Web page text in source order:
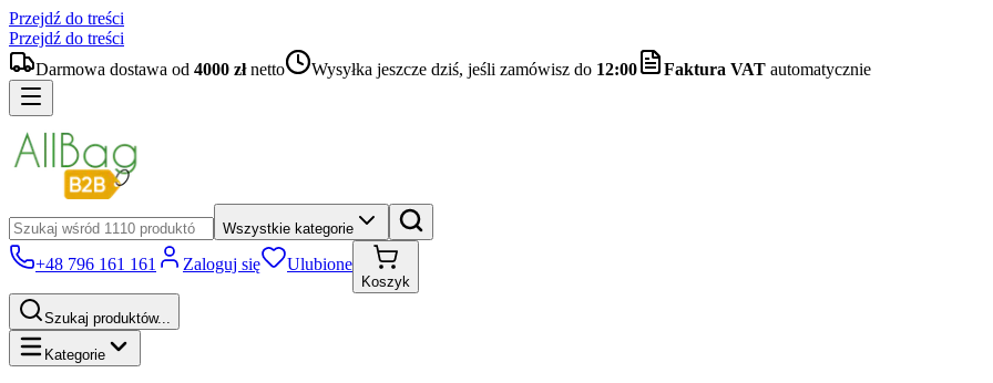
Przejdź do treści
Przejdź do treści
Darmowa dostawa od 4000 zł netto Wysyłka jeszcze dziś, jeśli zamówisz do 12:00 Faktura VAT automatycznie
Wszystkie kategorie
+48 796 161 161 Zaloguj się Ulubione
Koszyk
Szukaj produktów...
Kategorie